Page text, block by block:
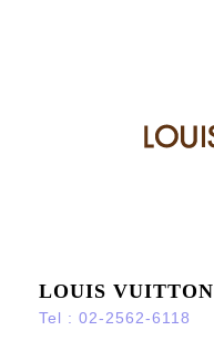
LOUIS VUITTON
Tel : 02-2562-6118